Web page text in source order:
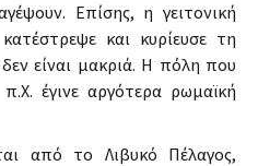
Επίσης, η γειτονική
και κυρίευσε τη
είναι μακριά. Η πόλη που
έγινε αργότερα ρωμαϊκή
από το Λιβυκό Πέλαγος,